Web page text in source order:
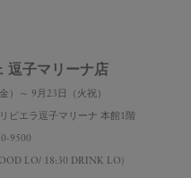
逗子マリーナ店
）～ 9月23日（火祝）
ビエラ逗子マリーナ 本館1階
9500
LO/ 18:30 DRINK LO)